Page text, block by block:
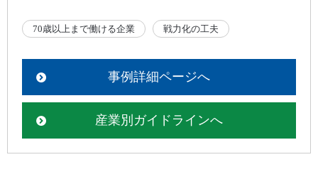
70歳以上まで働ける企業 戦力化の工夫
事例詳細ページへ
産業別ガイドラインへ